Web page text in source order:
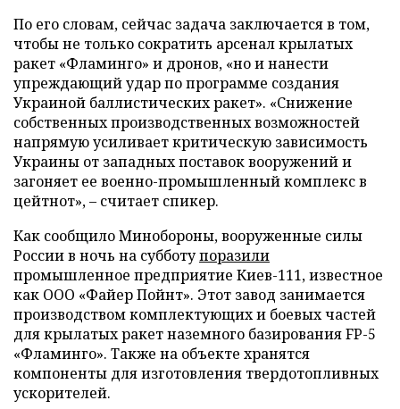
По его словам, сейчас задача заключается в том,
чтобы не только сократить арсенал крылатых
ракет «Фламинго» и дронов, «но и нанести
упреждающий удар по программе создания
Украиной баллистических ракет». «Снижение
собственных производственных возможностей
напрямую усиливает критическую зависимость
Украины от западных поставок вооружений и
загоняет ее военно-промышленный комплекс в
цейтнот», – считает спикер.
Как сообщило Минобороны, вооруженные силы
России в ночь на субботупоразили
промышленное предприятие Киев-111, известное
как ООО «Файер Пойнт». Этот завод занимается
производством комплектующих и боевых частей
для крылатых ракет наземного базирования FP-5
«Фламинго». Также на объекте хранятся
компоненты для изготовления твердотопливных
ускорителей.